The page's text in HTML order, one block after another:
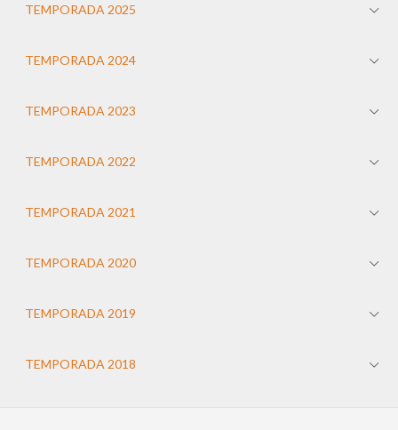
TEMPORADA 2025
TEMPORADA 2024
TEMPORADA 2023
TEMPORADA 2022
TEMPORADA 2021
TEMPORADA 2020
TEMPORADA 2019
TEMPORADA 2018